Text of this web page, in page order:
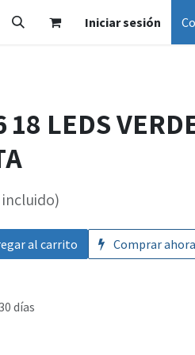
Iniciar sesión
18 LEDS
al carrito Comprar ahora
días